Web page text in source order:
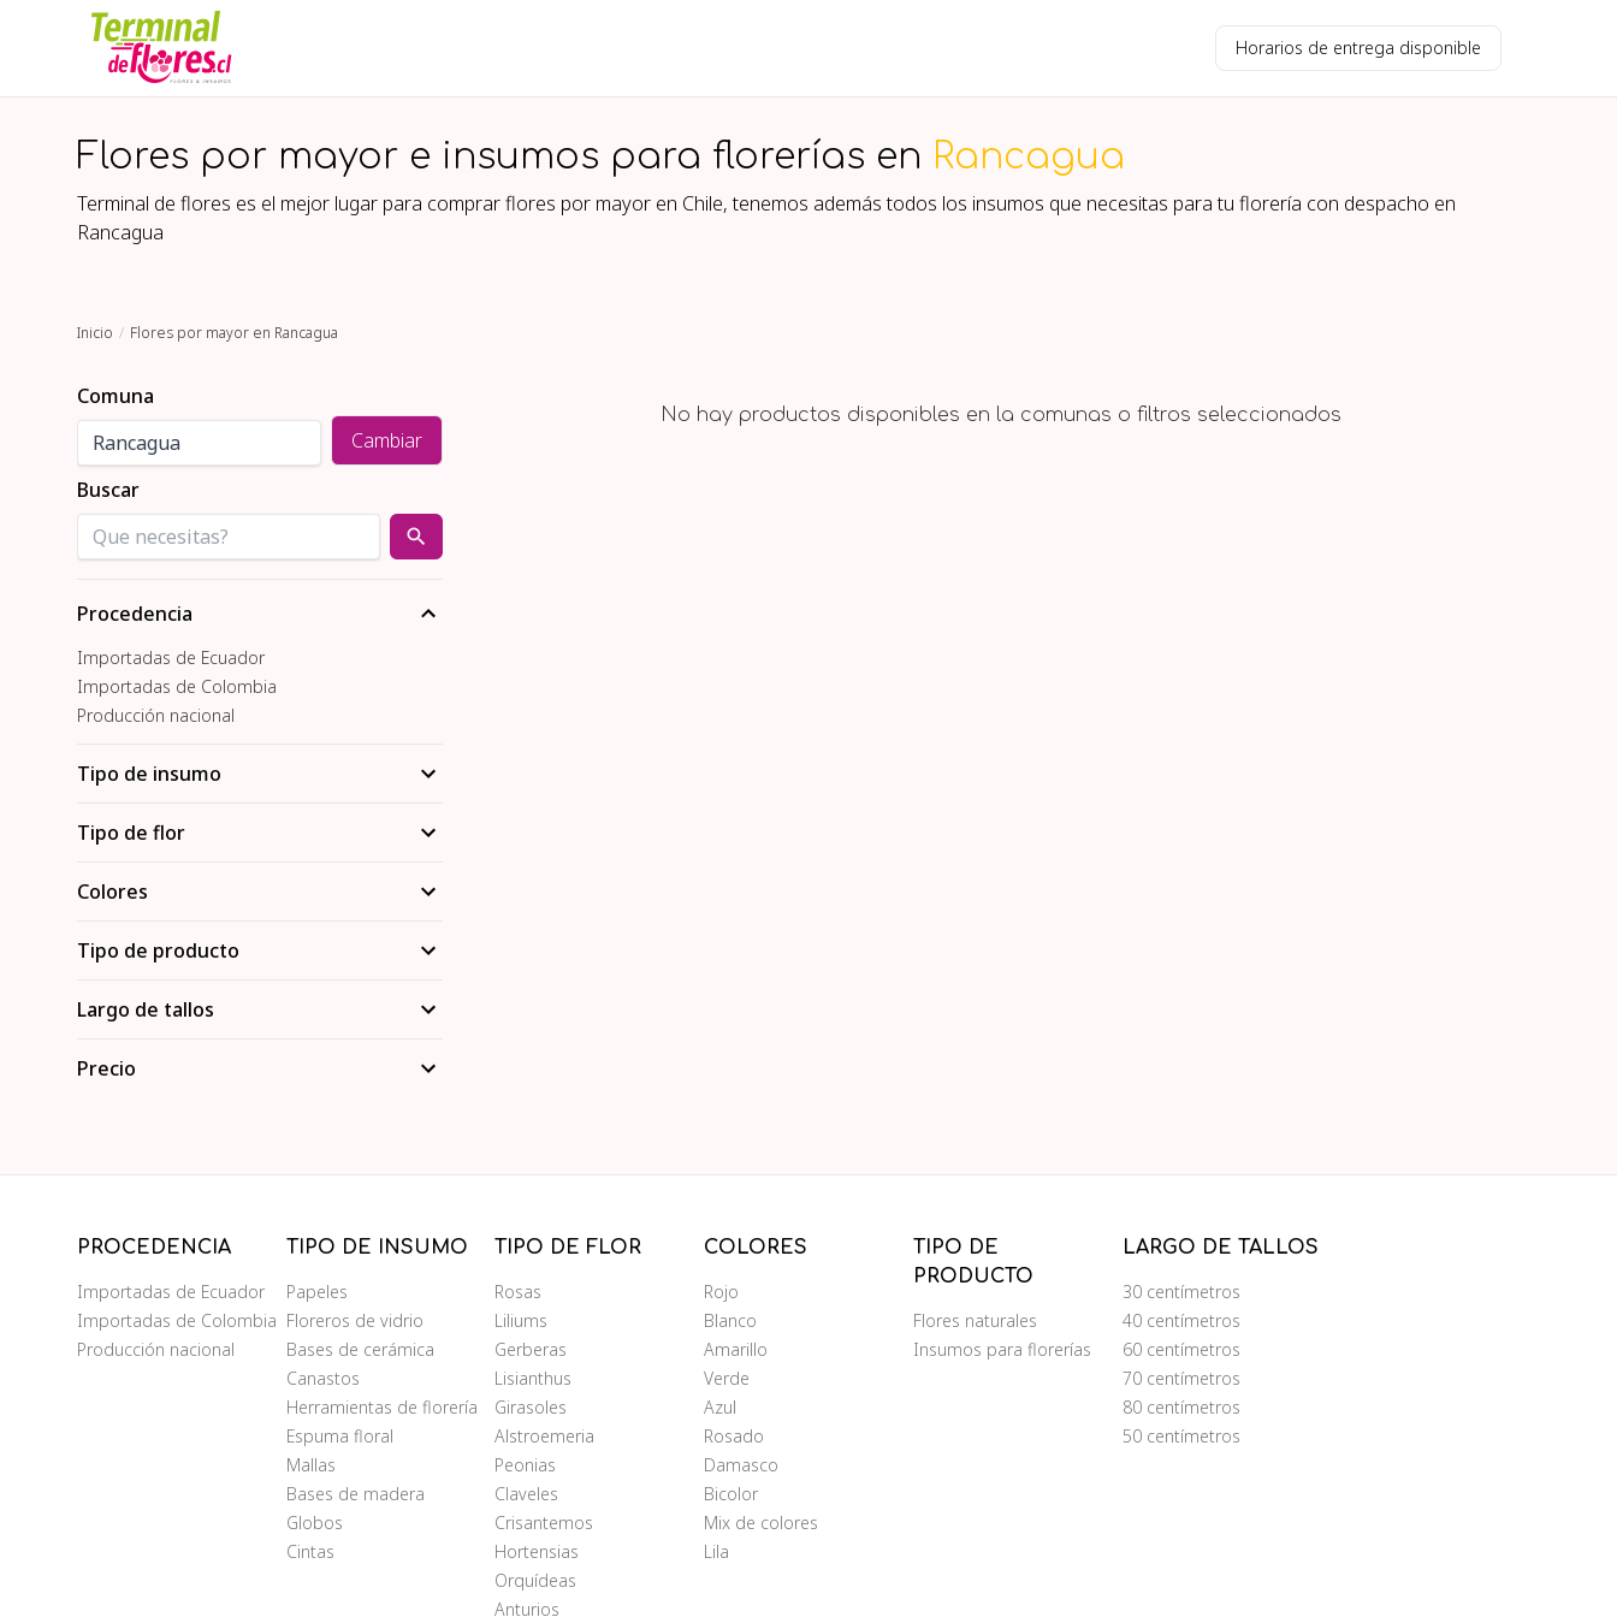
Horarios de entrega disponible
Flores por mayor e insumos para florerías en Rancagua
Terminal de flores es el mejor lugar para comprar flores por mayor en Chile, tenemos además todos los insumos que necesitas para tu florería con despacho en
Rancagua
Inicio Flores por mayor en Rancagua
Comuna
Cambiar
Buscar
Procedencia
Importadas de Ecuador
Importadas de Colombia
Producción nacional
Tipo de insumo
Tipo de flor
Colores
Tipo de producto
Largo de tallos
Precio
No hay productos disponibles en la comunas o filtros seleccionados
PROCEDENCIA
Importadas de Ecuador
Importadas de Colombia
Producción nacional
TIPO DE INSUMO
Papeles
Floreros de vidrio
Bases de cerámica
Canastos
Herramientas de florería
Espuma floral
Mallas
Bases de madera
Globos
Cintas
TIPO DE FLOR
Rosas
Liliums
Gerberas
Lisianthus
Girasoles
Alstroemeria
Peonias
Claveles
Crisantemos
Hortensias
Orquídeas
Anturios
COLORES
Rojo
Blanco
Amarillo
Verde
Azul
Rosado
Damasco
Bicolor
Mix de colores
Lila
TIPO DE
PRODUCTO
Flores naturales
Insumos para florerías
LARGO DE TALLOS
30 centímetros
40 centímetros
60 centímetros
70 centímetros
80 centímetros
50 centímetros